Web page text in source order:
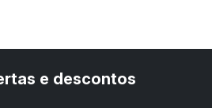
e descontos